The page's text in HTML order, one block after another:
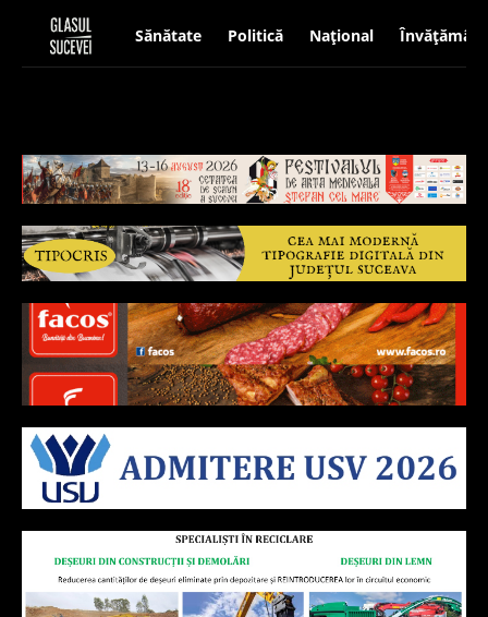
Sănătate Politică Național Învățământ